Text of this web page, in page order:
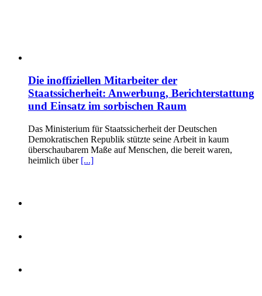
Die inoffiziellen Mitarbeiter der
Staatssicherheit: Anwerbung, Berichterstattung
und Einsatz im sorbischen Raum
Das Ministerium für Staatssicherheit der Deutschen
Demokratischen Republik stützte seine Arbeit in kaum
überschaubarem Maße auf Menschen, die bereit waren,
heimlich über [...]